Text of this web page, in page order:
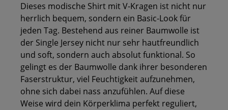
Dieses modische Shirt mit V-Kragen ist nicht nur
herrlich bequem, sondern ein Basic-Look für
jeden Tag. Bestehend aus reiner Baumwolle ist
der Single Jersey nicht nur sehr hautfreundlich
und soft, sondern auch absolut funktional. So
gelingt es der Baumwolle dank ihrer besonderen
Faserstruktur, viel Feuchtigkeit aufzunehmen,
ohne sich dabei nass anzufühlen. Auf diese
Weise wird dein Körperklima perfekt reguliert,